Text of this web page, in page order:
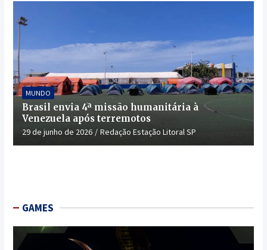
MUNDO
Brasil envia 4ª missão humanitária à
Venezuela após terremotos
29 de junho de 2026 Redação Estação Litoral SP
GAMES